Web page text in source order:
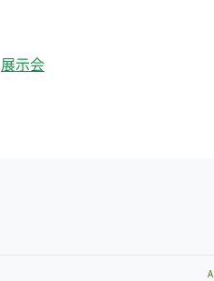
展示会